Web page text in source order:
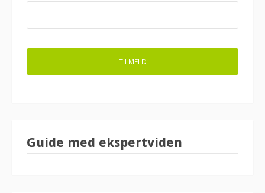
Guide med ekspertviden